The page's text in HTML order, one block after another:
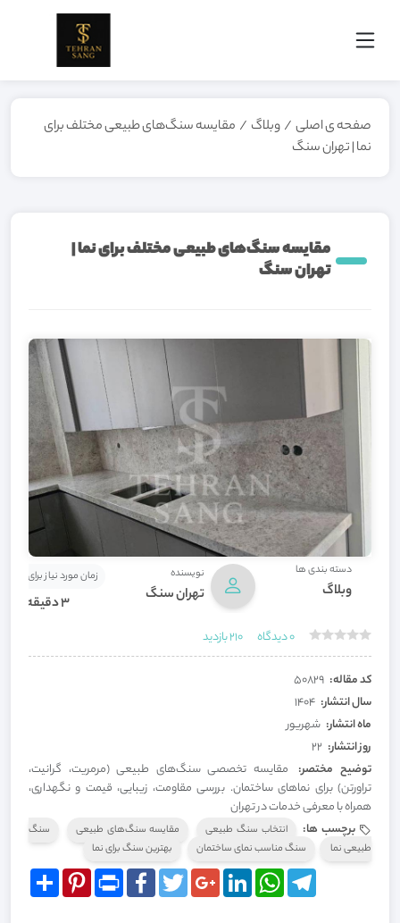
صفحه ی اصلی / وبلاگ / مقایسه سنگ‌های طبیعی مختلف برای
نما | تهران سنگ
مقایسه سنگ‌های طبیعی مختلف برای نما |
تهران سنگ
دسته بندی ها
وبلاگ
نویسنده
تهران سنگ
زمان مورد نیاز برای
3 دقیقه
0دیدگاه 210بازدید
کد مقاله: 50829
سال انتشار: 1404
ماه انتشار: شهریور
روز انتشار: 22
توضیح مختصر:
مقایسه تخصصی سنگ‌های طبیعی (مرمریت، گرانیت،
تراورتن) برای نماهای ساختمان. بررسی مقاومت، زیبایی، قیمت و نگهداری،
همراه با معرفی خدمات در تهران
برچسب ها:
انتخاب سنگ طبیعی مقایسه سنگ‌های طبیعی
سنگ
طبیعی نما
سنگ مناسب نمای ساختمان بهترین سنگ برای نما
Share
Pinterest Print
FacebookTwitterGoogle+LinkedIn
WhatsAppTelegram